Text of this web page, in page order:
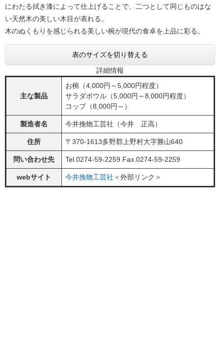
にわたる拭き漆によって仕上げることで、二つとして同じものはな
い天然木の美しい木目が表れる。
木のぬくもりを感じられる美しい椀が現代の食卓を上品に彩る。
表のサイズを切り替える
詳細情報
主な製品
お椀（4,000円～5,000円程度）
サラダボウル（5,000円～8,000円程度）
コップ（8,000円～）
製造者名 今井挽物工芸社（今井 正高）
住所 〒370-1613多野郡上野村大字勝山640
問い合わせ先 Tel.0274-59-2259 Fax.0274-59-2259
webサイト 今井挽物工芸社​ ＜外部リンク＞